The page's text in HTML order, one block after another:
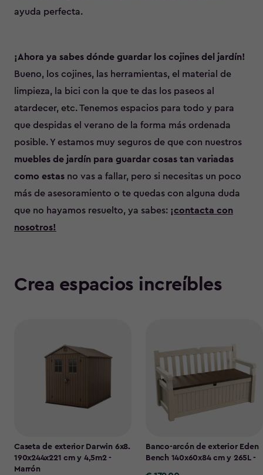
ayuda perfecta.
¡Ahora ya sabes dónde guardar los cojines del jardín!
Bueno, los cojines, las herramientas, el material de
limpieza, la bici con la que te das los paseos al
atardecer, etc. Tenemos espacios para todo y para
que despidas el verano de la forma más ordenada
posible. Y estamos muy seguros de que con nuestros
muebles de jardín para guardar cosas tan variadas
como estas no vas a fallar, pero si necesitas un poco
más de asesoramiento o te quedas con alguna duda
que no hayamos resuelto, ya sabes: ¡contacta con
nosotros!
Crea espacios increíbles
Caseta de exterior Darwin 6x8.
190x244x221 cm y 4,5m2 -
Marrón
Banco-arcón de exterior Eden
Bench 140x60x84 cm y 265L -